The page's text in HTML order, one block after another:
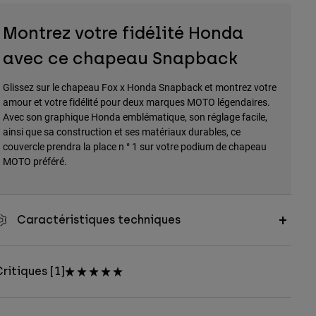
Montrez votre fidélité Honda
avec ce chapeau Snapback
Glissez sur le chapeau Fox x Honda Snapback et montrez votre
amour et votre fidélité pour deux marques MOTO légendaires.
Avec son graphique Honda emblématique, son réglage facile,
ainsi que sa construction et ses matériaux durables, ce
couvercle prendra la place n ° 1 sur votre podium de chapeau
MOTO préféré.
Caractéristiques techniques
[1]